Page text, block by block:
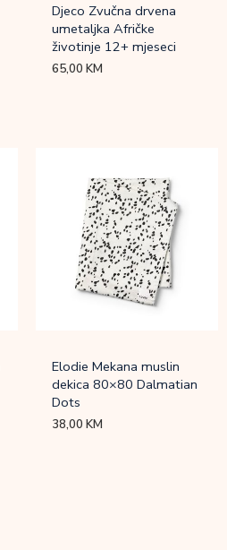
Djeco Zvučna drvena
umetaljka Afričke
životinje 12+ mjeseci
65,00KM
Elodie Mekana muslin
dekica 80×80 Dalmatian
Dots
38,00KM